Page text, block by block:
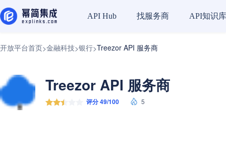
API Hub 找服务商 API知识库
开放平台首页>金融科技>银行>Treezor API 服务商
Treezor API 服务商
评分 49/100 5